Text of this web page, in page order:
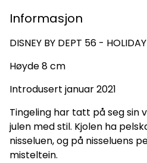
Informasjon
DISNEY BY DEPT 56 -
Høyde 8 cm
Introdusert januar 2021
Tingeling har tatt på seg sin
julen med stil. Kjolen ha
nisseluen, og på nisseluens
misteltein.